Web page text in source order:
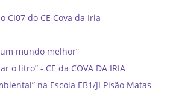
CI07 do CE Cova da Iria
mundo melhor”
o litro” - CE da COVA DA IRIA
na Escola EB1/JI Pisão Matas